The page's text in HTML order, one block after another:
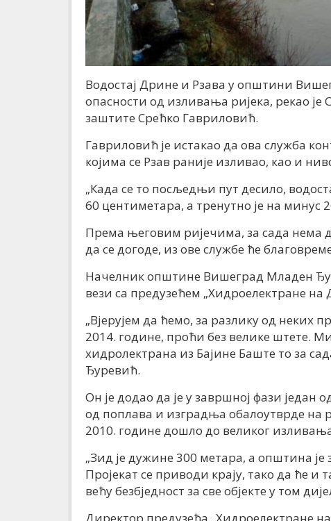
Водостај Дрине и Рзава у општини
опасности од изливања ријека, рекао
заштите Срећко Гавриловић.
Гавриловић је истакао да ова служба
којима се Рзав раније изливао, као и
„Када се то посљедњи пут десило,
60 центиметара, а тренутно је на минус
Према његовим ријечима, за сада нема
да се догоде, из ове службе ће
Начелник општине Вишеград Младен
вези са предузећем „Хидроелектране
„Вјерујем да ћемо, за разлику од неких
2014. године, проћи без велике штете.
хидролектрана из Бајине Баште то за
Ђуревић.
Он је додао да је у завршној фази један
од поплава и изградња обалоутврде на
2010. године дошло до великог
„Зид је дужине 300 метара, а општина
Пројекат се приводи крају, тако да ће
већу безбједност за све објекте у том